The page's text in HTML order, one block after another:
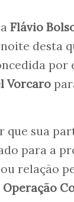
Flávio
desta
por
Vorcaro
que sua
para a
relação
Operação